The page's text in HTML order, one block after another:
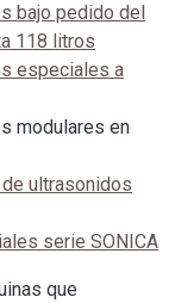
bajo pedido del
118 litros
especiales a
modulares en
ultrasonidos
serie SONICA
que